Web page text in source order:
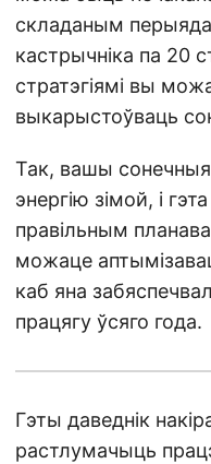
складаным
кастрычніка па 20
стратэгіямі вы
выкарыстоўваць
Так, вашы сонечныя
энергію зімой, і
правільным
можаце
каб яна
працягу ўсяго года.
Гэты даведнік
растлумачыць